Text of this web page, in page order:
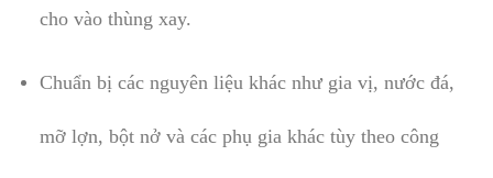
cho vào thùng xay.
Chuẩn bị các nguyên liệu khác như gia vị, nước đá,
mỡ lợn, bột nở và các phụ gia khác tùy theo công